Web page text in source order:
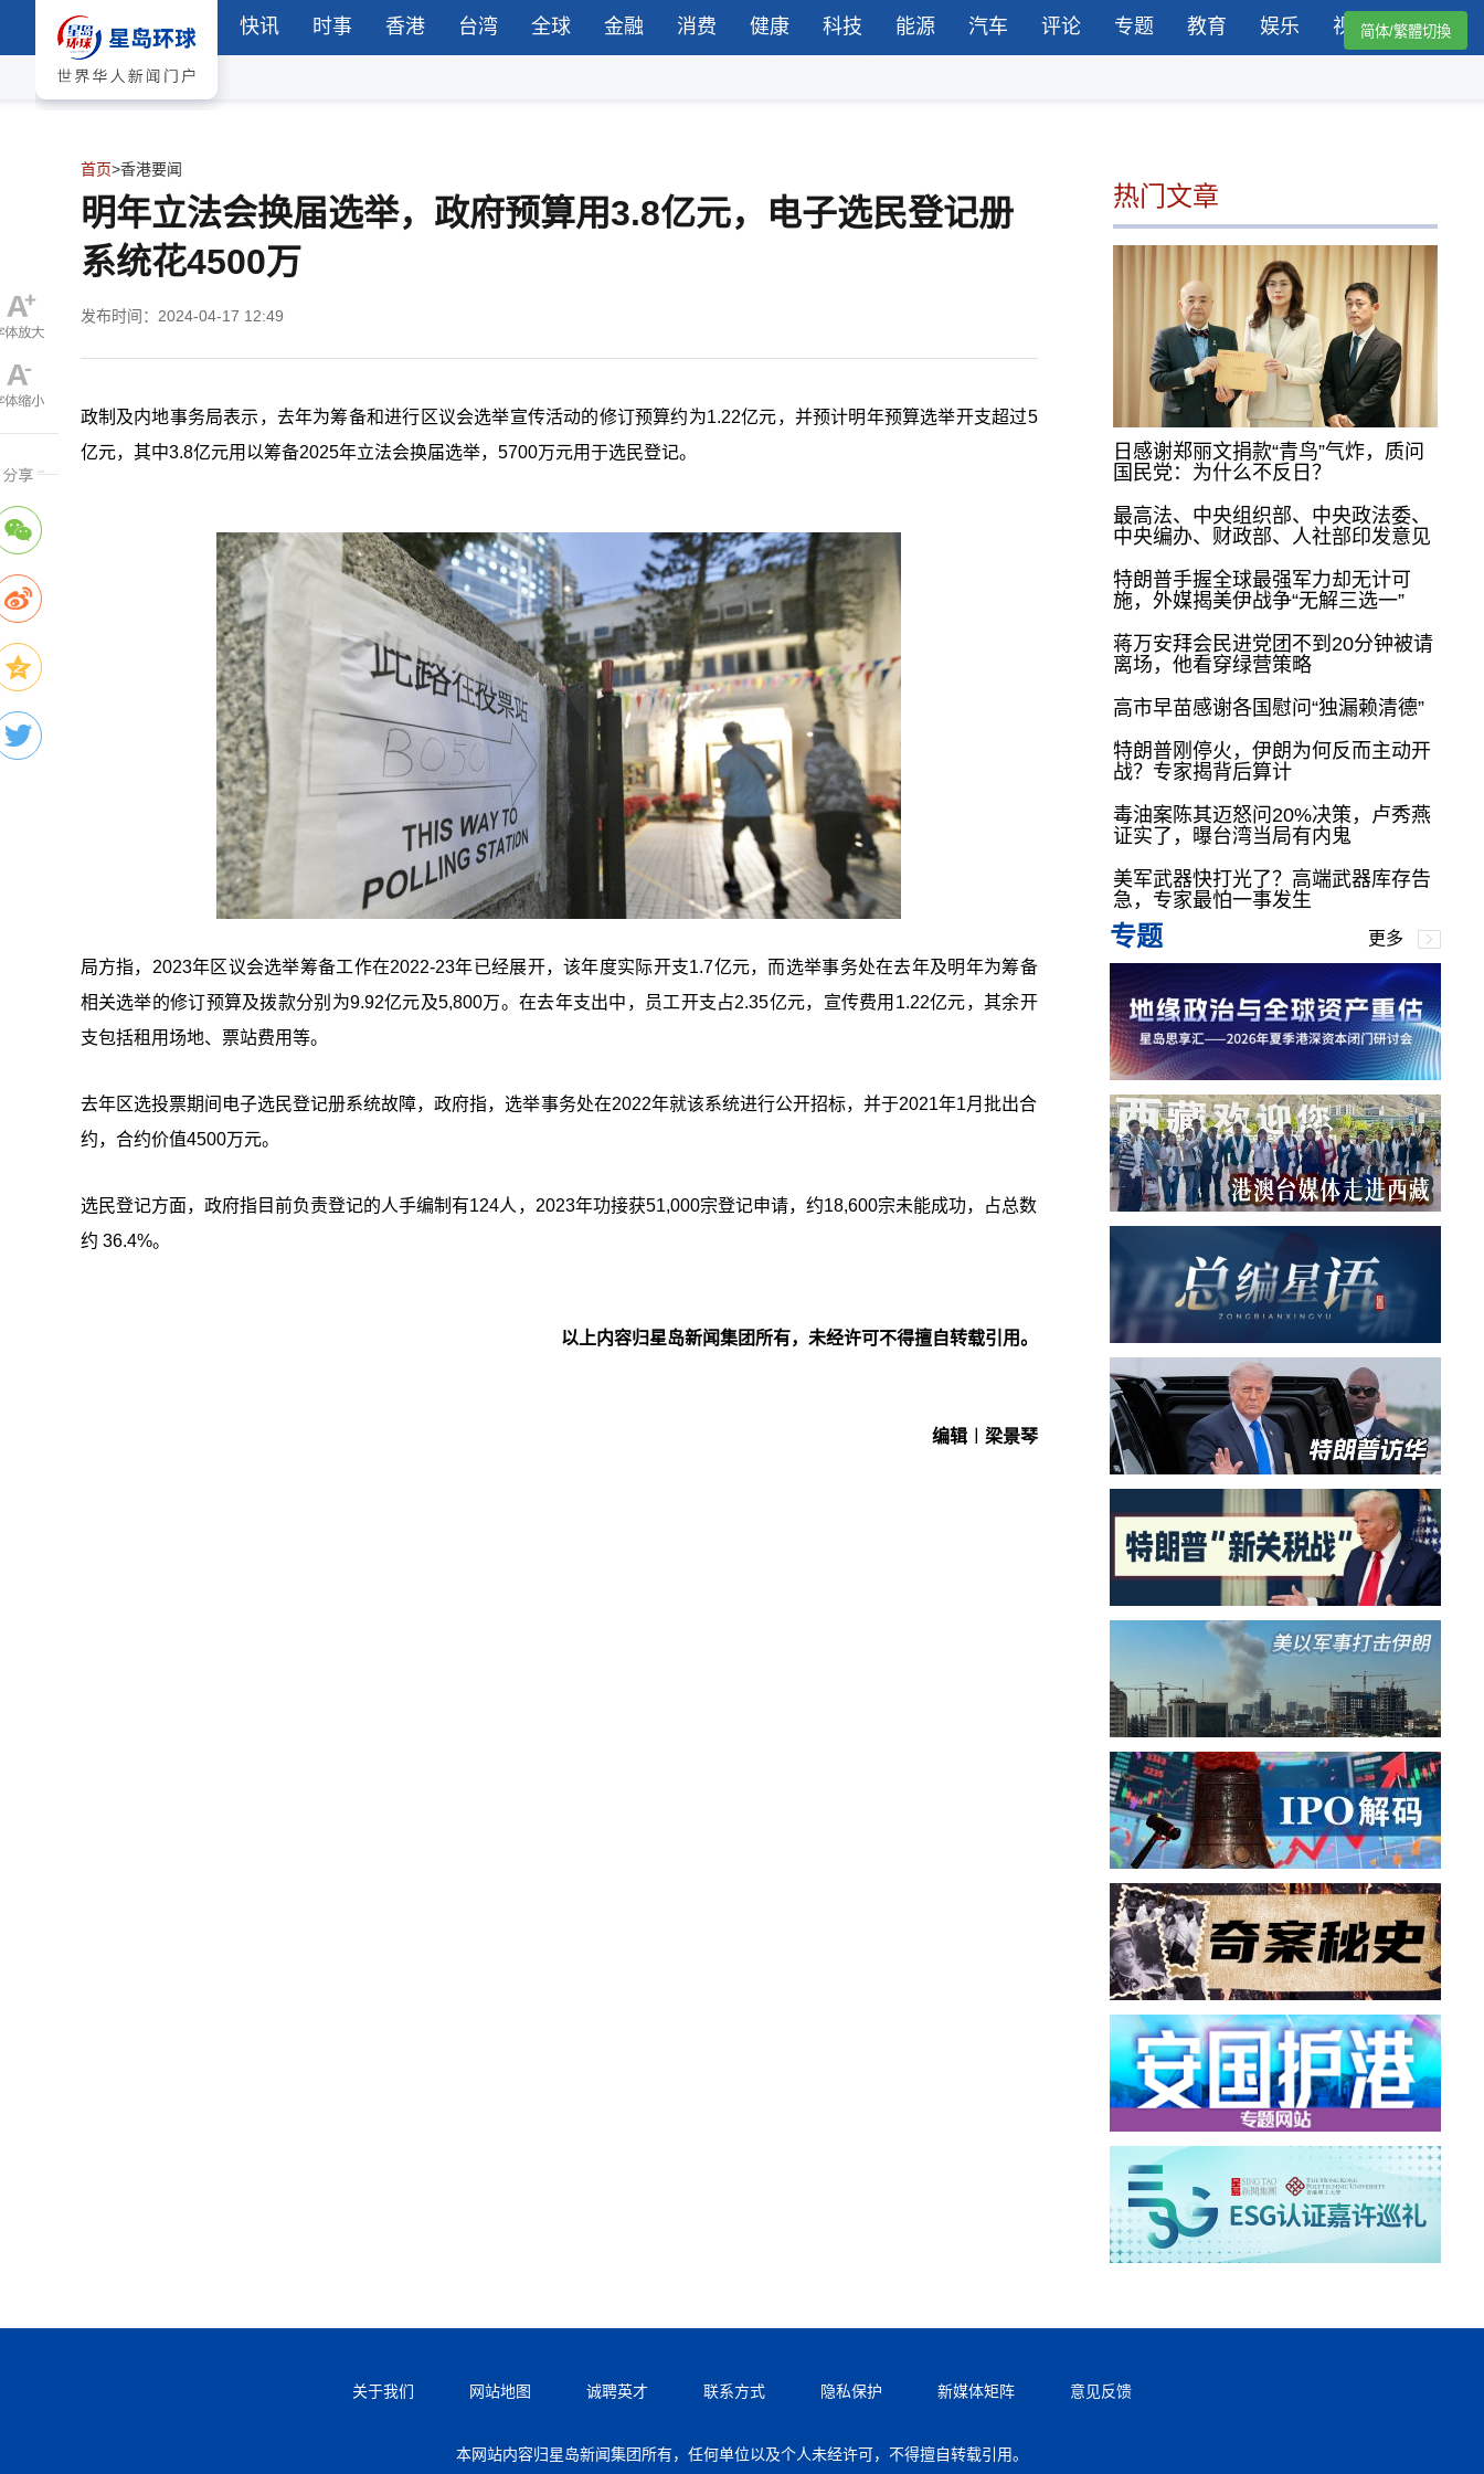
快讯 时事 香港 台湾 全球 金融 消费 健康 科技 能源 汽车 评论 专题 教育 娱乐 视频简体/繁體切換
首页>香港要闻
明年立法会换届选举，政府预算用3.8亿元，电子选民登记册
系统花4500万
发布时间：2024-04-17 12:49
政制及内地事务局表示，去年为筹备和进行区议会选举宣传活动的修订预算约为1.22亿元，并预计明年预算选举开支超过5
亿元，其中3.8亿元用以筹备2025年立法会换届选举，5700万元用于选民登记。
局方指，2023年区议会选举筹备工作在2022-23年已经展开，该年度实际开支1.7亿元，而选举事务处在去年及明年为筹备
相关选举的修订预算及拨款分别为9.92亿元及5,800万。在去年支出中，员工开支占2.35亿元，宣传费用1.22亿元，其余开
支包括租用场地、票站费用等。
去年区选投票期间电子选民登记册系统故障，政府指，选举事务处在2022年就该系统进行公开招标，并于2021年1月批出合
约，合约价值4500万元。
选民登记方面，政府指目前负责登记的人手编制有124人，2023年功接获51,000宗登记申请，约18,600宗未能成功，占总数
约 36.4%。
以上内容归星岛新闻集团所有，未经许可不得擅自转载引用。
编辑︱梁景琴
热门文章
日感谢郑丽文捐款“青鸟”气炸，质问
国民党：为什么不反日？
最高法、中央组织部、中央政法委、
中央编办、财政部、人社部印发意见
特朗普手握全球最强军力却无计可
施，外媒揭美伊战争“无解三选一”
蒋万安拜会民进党团不到20分钟被请
离场，他看穿绿营策略
高市早苗感谢各国慰问“独漏赖清德”
特朗普刚停火，伊朗为何反而主动开
战？专家揭背后算计
毒油案陈其迈怒问20%决策，卢秀燕
证实了，曝台湾当局有内鬼
美军武器快打光了？高端武器库存告
急，专家最怕一事发生
专题 更多
关于我们 网站地图 诚聘英才 联系方式 隐私保护 新媒体矩阵 意见反馈
本网站内容归星岛新闻集团所有，任何单位以及个人未经许可，不得擅自转载引用。